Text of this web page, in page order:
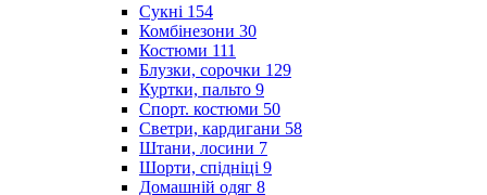
Сукні 154
Комбінезони 30
Костюми 111
Блузки, сорочки 129
Куртки, пальто 9
Спорт. костюми 50
Светри, кардигани 58
Штани, лосини 7
Шорти, спідніці 9
Домашній одяг 8